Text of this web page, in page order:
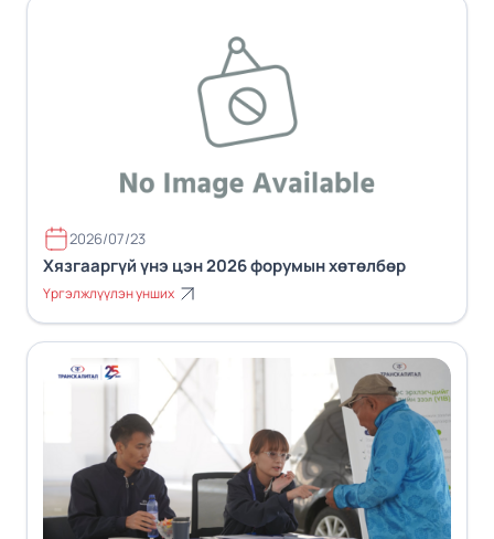
2026/07/23
Хязгааргүй үнэ цэн 2026 форумын хөтөлбөр
Үргэлжлүүлэн унших